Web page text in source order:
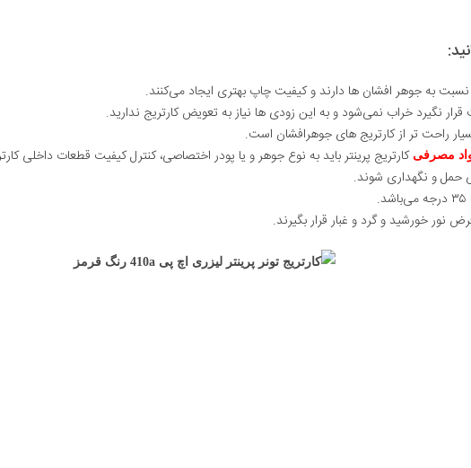
به جوهر افشان ها دارند و کیفیت چاپ بهتری ایجاد می‌کنند.
قرار نگیرد خراب نمی‌‌شود و به این زودی ها نیاز به تعویض کارتریج ندارید.
راحت تر از کارتریج های جوهرافشان است.
مصرفی کارتریج پرینتر باید به نوع جوهر و یا پودر اختصاصی، کنترل کیفیت قطعات داخلی
حمل و نگهداری شوند.
نور خورشید و گرد و غبار قرار بگیرند.